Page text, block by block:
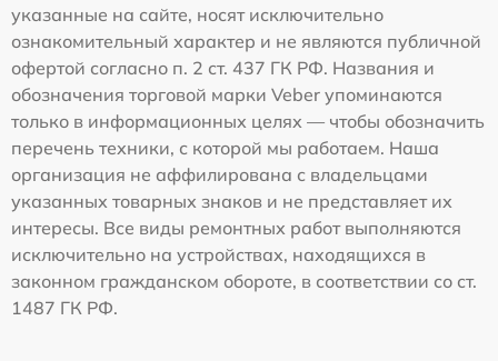
указанные на сайте, носят исключительно
ознакомительный характер и не являются публичной
офертой согласно п. 2 ст. 437 ГК РФ. Названия и
обозначения торговой марки Veber упоминаются
только в информационных целях — чтобы обозначить
перечень техники, с которой мы работаем. Наша
организация не аффилирована с владельцами
указанных товарных знаков и не представляет их
интересы. Все виды ремонтных работ выполняются
исключительно на устройствах, находящихся в
законном гражданском обороте, в соответствии со ст.
1487 ГК РФ.